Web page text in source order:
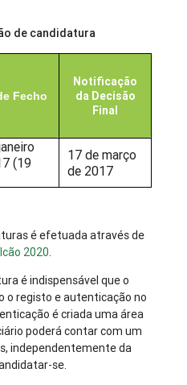
de candidatura
Fecho
Notificação
da Decisão
Final
(19
17 de março
de 2017
é efetuada através de
2020.
é indispensável que o
o registo e autenticação no
é criada uma área
poderá contar com um
independentemente da
se.